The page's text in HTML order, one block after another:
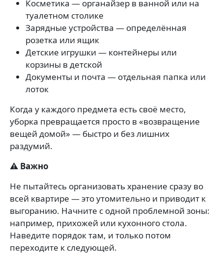
Косметика — органайзер в ванной или на
туалетном столике
Зарядные устройства — определённая
розетка или ящик
Детские игрушки — контейнеры или
корзины в детской
Документы и почта — отдельная папка или
лоток
Когда у каждого предмета есть своё место,
уборка превращается просто в «возвращение
вещей домой» — быстро и без лишних
раздумий.
⚠️ Важно
Не пытайтесь организовать хранение сразу во
всей квартире — это утомительно и приводит к
выгоранию. Начните с одной проблемной зоны:
например, прихожей или кухонного стола.
Наведите порядок там, и только потом
переходите к следующей.